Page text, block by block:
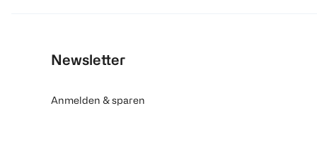
Newsletter
Anmelden & sparen